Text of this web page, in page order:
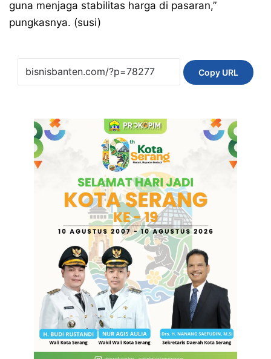
guna menjaga stabilitas harga di pasaran,”
pungkasnya. (susi)
Copy URL